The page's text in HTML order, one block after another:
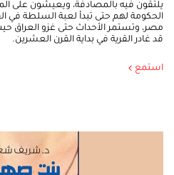
يلتقون فيه بالمصادفة، ويعيشون على
الحكومة لهم حتى تبدأ لعبة السلطة في
مصر، وتستمر الأحداث حتى غزو العراق
قد غادر القرية في بداية القرن العشرين.
استمع